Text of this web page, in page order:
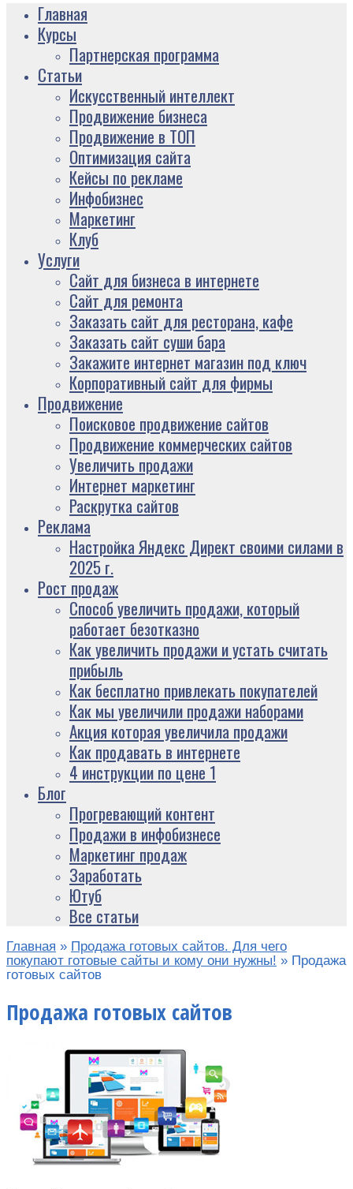
Главная
Курсы
Партнерская программа
Статьи
Искусственный интеллект
Продвижение бизнеса
Продвижение в ТОП
Оптимизация сайта
Кейсы по рекламе
Инфобизнес
Маркетинг
Клуб
Услуги
Сайт для бизнеса в интернете
Сайт для ремонта
Заказать сайт для ресторана, кафе
Заказать сайт суши бара
Закажите интернет магазин под ключ
Корпоративный сайт для фирмы
Продвижение
Поисковое продвижение сайтов
Продвижение коммерческих сайтов
Увеличить продажи
Интернет маркетинг
Раскрутка сайтов
Реклама
Настройка Яндекс Директ своими силами в
2025 г.
Рост продаж
Способ увеличить продажи, который
работает безотказно
Как увеличить продажи и устать считать
прибыль
Как бесплатно привлекать покупателей
Как мы увеличили продажи наборами
Акция которая увеличила продажи
Как продавать в интернете
4 инструкции по цене 1
Блог
Прогревающий контент
Продажи в инфобизнесе
Маркетинг продаж
Заработать
Ютуб
Все статьи
Главная » Продажа готовых сайтов. Для чего
покупают готовые сайты и кому они нужны! » Продажа
готовых сайтов
Продажа готовых сайтов